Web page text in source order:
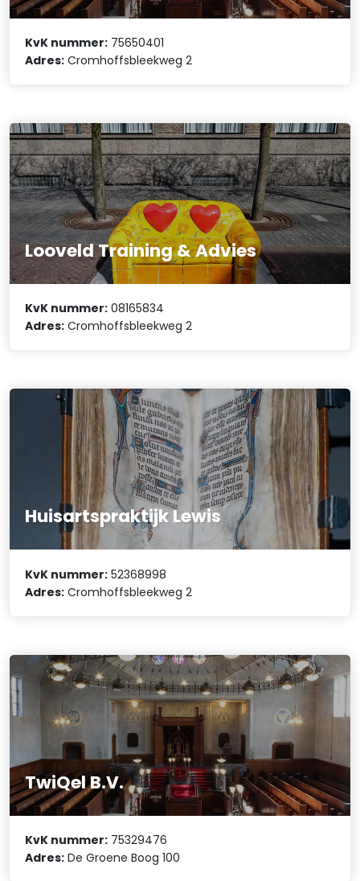
KvK nummer: 75650401
Adres: Cromhoffsbleekweg 2
Looveld Training & Advies
KvK nummer: 08165834
Adres: Cromhoffsbleekweg 2
Huisartspraktijk Lewis
KvK nummer: 52368998
Adres: Cromhoffsbleekweg 2
TwiQel B.V.
KvK nummer: 75329476
Adres: De Groene Boog 100